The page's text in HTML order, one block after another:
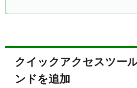
クイックアクセスツー
ンドを追加